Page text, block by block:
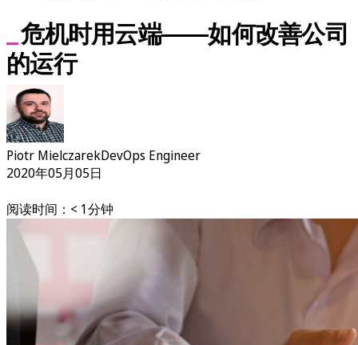
危机时用云端——如何改善公司
的运行
Piotr MielczarekDevOps Engineer
2020年05月05日
阅读时间：< 1分钟